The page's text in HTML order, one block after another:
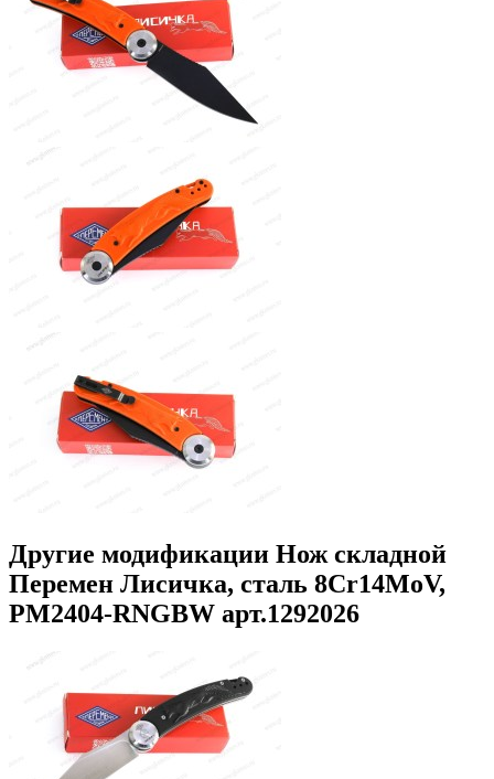
Другие модификации Нож складной
Перемен Лисичка, сталь 8Cr14MoV,
PM2404-RNGBW арт.1292026